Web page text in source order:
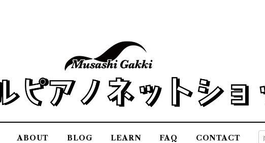
ABOUT BLOG LEARN FAQ CONTACT